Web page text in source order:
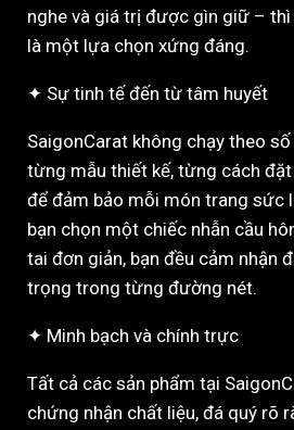
nghe và giá trị được gìn giữ – thì
là một lựa chọn xứng đáng.
✦ Sự tinh tế đến từ tâm huyết
SaigonCarat không chạy theo
từng mẫu thiết kế, từng cách
để đảm bảo mỗi món trang sức
bạn chọn một chiếc nhẫn cầu
tai đơn giản, bạn đều cảm nhận
trọng trong từng đường nét.
✦ Minh bạch và chính trực
Tất cả các sản phẩm tại
chứng nhận chất liệu, đá quý rõ